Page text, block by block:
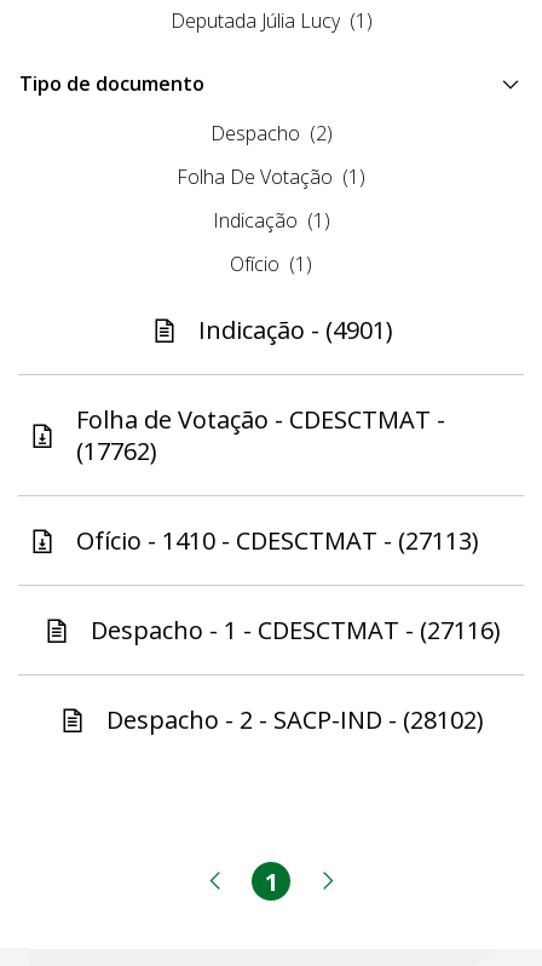
Deputada Júlia Lucy (1)
Tipo de documento
Despacho (2)
Folha De Votação (1)
Indicação (1)
Ofício (1)
Indicação - (4901)
Folha de Votação - CDESCTMAT -
(17762)
Ofício - 1410 - CDESCTMAT - (27113)
Despacho - 1 - CDESCTMAT - (27116)
Despacho - 2 - SACP-IND - (28102)
Página anterior
Página
1